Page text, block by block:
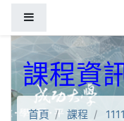
課程資
首頁 課程